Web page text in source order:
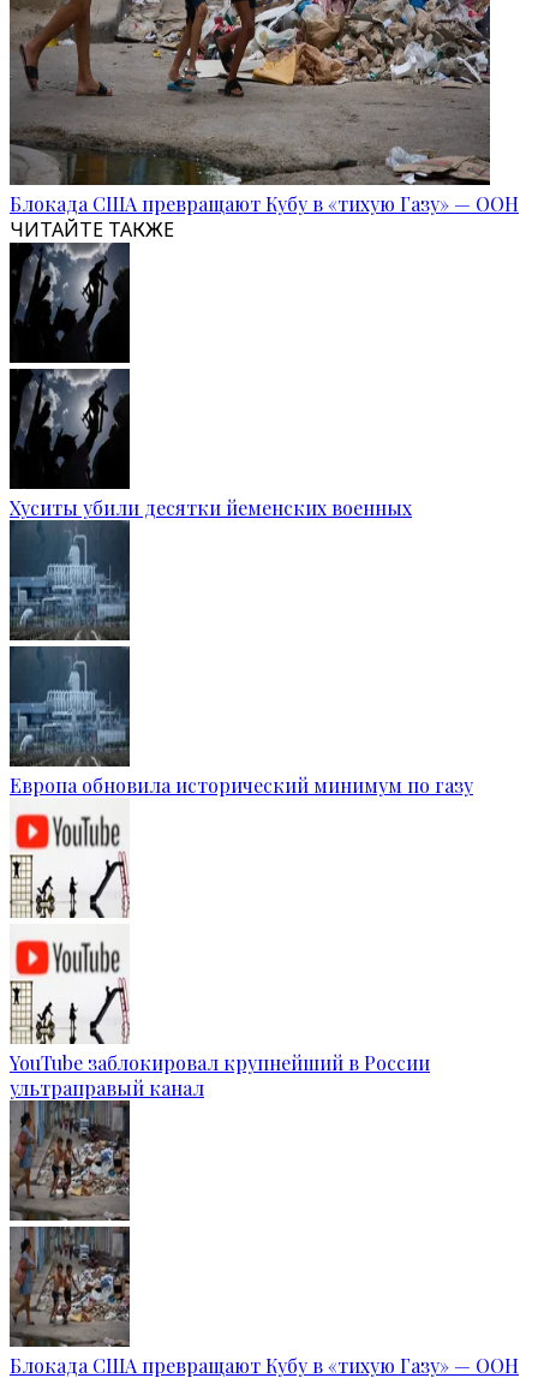
Блокада США превращают Кубу в «тихую Газу» — ООН
ЧИТАЙТЕ ТАКЖЕ
Хуситы убили десятки йеменских военных
Европа обновила исторический минимум по газу
YouTube заблокировал крупнейший в России
ультраправый канал
Блокада США превращают Кубу в «тихую Газу» — ООН